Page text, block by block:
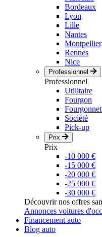
Bordeaux
Lyon
Lille
Nantes
Montpellier
Rennes
Nice
Professionnel
Professionnel
Utilitaire
Fourgon
Société
Pick-up
Prix
Prix
-10 000 €
-15 000 €
-20 000 €
-25 000 €
-30 000 €
Découvrir nos offres
Annonces voitures
Financement auto
Blog auto